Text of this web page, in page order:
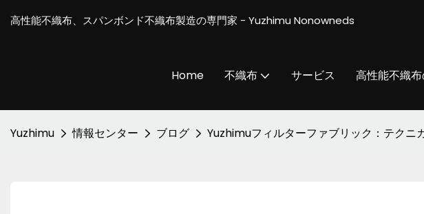
高性能不織布、スパンボンド不織布製造の専門家 - Yuzhimu Nonowneds
Home 不織布 サービス 高性能不織
Yuzhimu 情報センター ブログ Yuzhimuフィルターファブリック：テクニ